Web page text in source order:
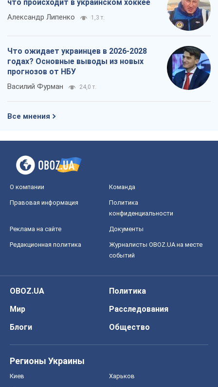
что происходит в украинском хоккее
Александр Липенко 1,3 т.
Что ожидает украинцев в 2026-2028
годах? Основные выводы из новых
прогнозов от НБУ
Василий Фурман 24,0 т.
Все мнения
О компании Команда
Правовая информация
Политика
конфиденциальности
Реклама на сайте Документы
Редакционная политика
Журналисты OBOZ.UA на месте
событий
OBOZ.UA
Политика
Мир
Расследования
Блоги
Общество
Регионы Украины
Киев Харьков